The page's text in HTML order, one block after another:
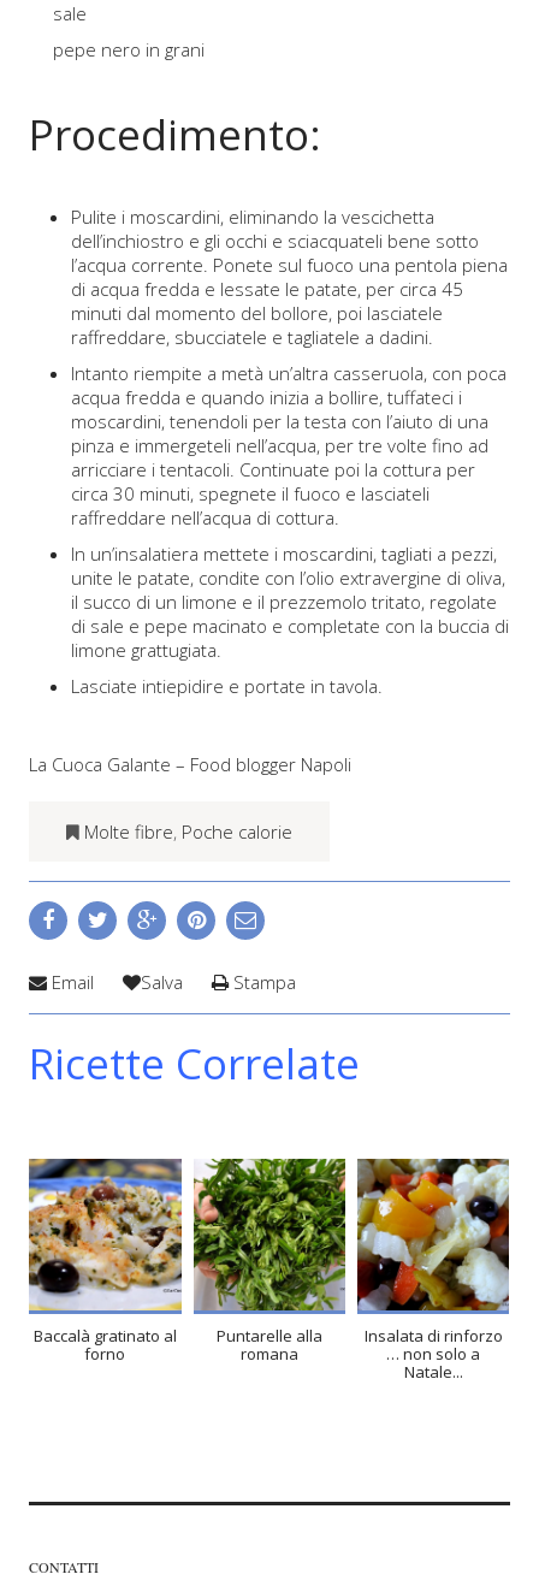
sale
pepe nero in grani
Procedimento:
Pulite i moscardini, eliminando la vescichetta
dell’inchiostro e gli occhi e sciacquateli bene sotto
l’acqua corrente. Ponete sul fuoco una pentola piena
di acqua fredda e lessate le patate, per circa 45
minuti dal momento del bollore, poi lasciatele
raffreddare, sbucciatele e tagliatele a dadini.
Intanto riempite a metà un’altra casseruola, con poca
acqua fredda e quando inizia a bollire, tuffateci i
moscardini, tenendoli per la testa con l’aiuto di una
pinza e immergeteli nell’acqua, per tre volte fino ad
arricciare i tentacoli. Continuate poi la cottura per
circa 30 minuti, spegnete il fuoco e lasciateli
raffreddare nell’acqua di cottura.
In un’insalatiera mettete i moscardini, tagliati a pezzi,
unite le patate, condite con l’olio extravergine di oliva,
il succo di un limone e il prezzemolo tritato, regolate
di sale e pepe macinato e completate con la buccia di
limone grattugiata.
Lasciate intiepidire e portate in tavola.
La Cuoca Galante – Food blogger Napoli
Molte fibre, Poche calorie
Email Salva Stampa
Ricette Correlate
4
4
10 Min
Baccalà gratinato al
forno
Puntarelle alla
romana
Insalata di rinforzo
… non solo a
Natale...
CONTATTI